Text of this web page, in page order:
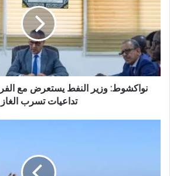
نواكشوط: وزير النفط يستعرض مع
تداعيات تسرب الغاز